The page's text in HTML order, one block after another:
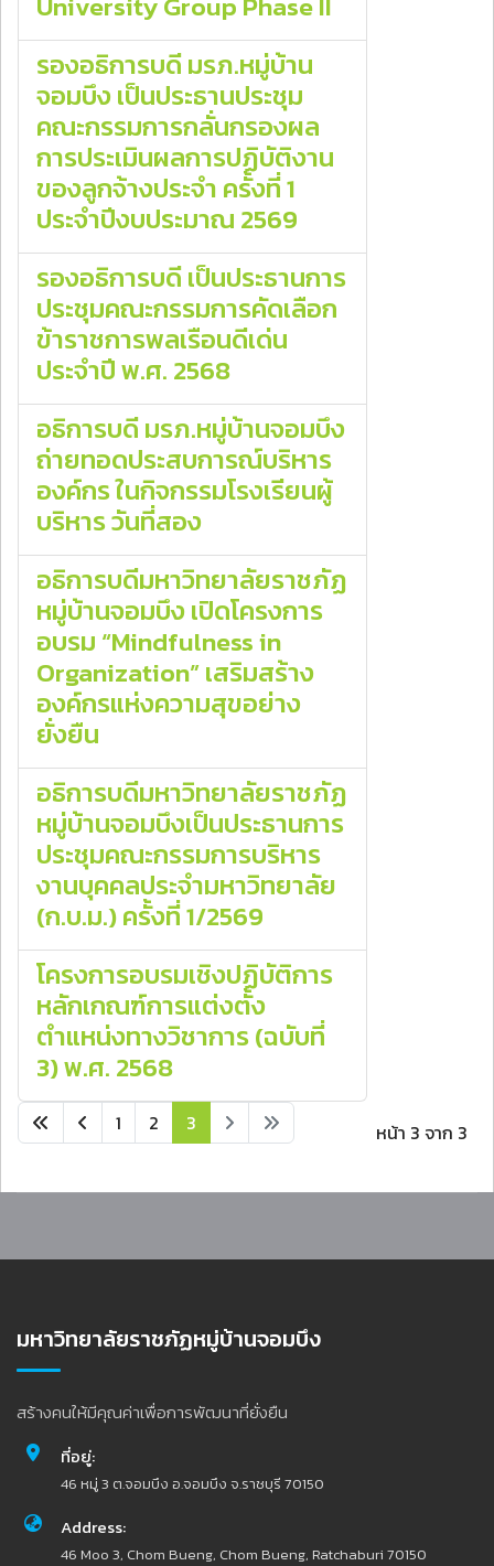
รองอธิการบดี มรภ.หมู่บ้าน
จอมบึง เป็นประธานประชุม
คณะกรรมการกลั่นกรองผล
การประเมินผลการปฏิบัติงาน
ของลูกจ้างประจำ ครั้งที่ 1
ประจำปีงบประมาณ 2569
รองอธิการบดี เป็นประธานการ
ประชุมคณะกรรมการคัดเลือก
ข้าราชการพลเรือนดีเด่น
ประจำปี พ.ศ. 2568
อธิการบดี มรภ.หมู่บ้านจอมบึง
ถ่ายทอดประสบการณ์บริหาร
องค์กร ในกิจกรรมโรงเรียนผู้
บริหาร วันที่สอง
อธิการบดีมหาวิทยาลัยราชภัฏ
หมู่บ้านจอมบึง เปิดโครงการ
อบรม “Mindfulness in
Organization” เสริมสร้าง
องค์กรแห่งความสุขอย่าง
ยั่งยืน
อธิการบดีมหาวิทยาลัยราชภัฏ
หมู่บ้านจอมบึงเป็นประธานการ
ประชุมคณะกรรมการบริหาร
งานบุคคลประจำมหาวิทยาลัย
(ก.บ.ม.) ครั้งที่ 1/2569
โครงการอบรมเชิงปฏิบัติการ
หลักเกณฑ์การแต่งตั้ง
ตำแหน่งทางวิชาการ (ฉบับที่
3) พ.ศ. 2568
หน้า 3 จาก 3
1 2 3
มหาวิทยาลัยราชภัฏหมู่บ้านจอมบึง
สร้างคนให้มีคุณค่าเพื่อการพัฒนาที่ยั่งยืน
ที่อยู่:
46 หมู่ 3 ต.จอมบึง อ.จอมบึง จ.ราชบุรี 70150
Address:
46 Moo 3, Chom Bueng, Chom Bueng, Ratchaburi 70150